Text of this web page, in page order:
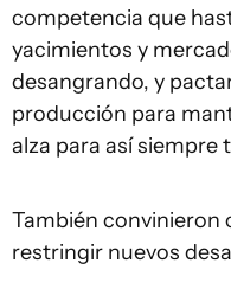
competencia que
yacimientos y
desangrando, y
producción para
alza para así siempre
También convinieron
restringir nuevos